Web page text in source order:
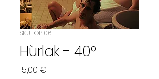
SKU : OP106
Hùrlak - 40°
15,00 €